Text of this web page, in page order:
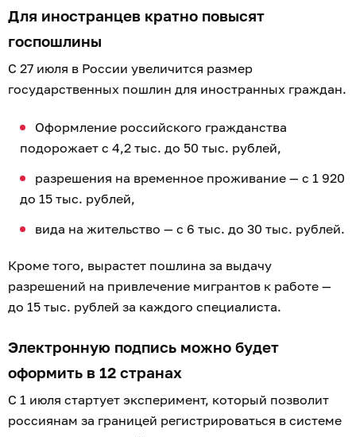
Для иностранцев кратно повысят
госпошлины
С 27 июля в России увеличится размер
государственных пошлин для иностранных граждан.
Оформление российского гражданства
подорожает с 4,2 тыс. до 50 тыс. рублей,
разрешения на временное проживание — с 1 920
до 15 тыс. рублей,
вида на жительство — с 6 тыс. до 30 тыс. рублей.
Кроме того, вырастет пошлина за выдачу
разрешений на привлечение мигрантов к работе —
до 15 тыс. рублей за каждого специалиста.
Электронную подпись можно будет
оформить в 12 странах
С 1 июля стартует эксперимент, который позволит
россиянам за границей регистрироваться в системе